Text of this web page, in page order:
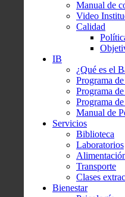
Manual de
Video
Calidad
IB
¿Qué es el
Programa
Programa
Programa
Manual de
Servicios
Biblioteca
Laboratorios
Transporte
Clases
Bienestar